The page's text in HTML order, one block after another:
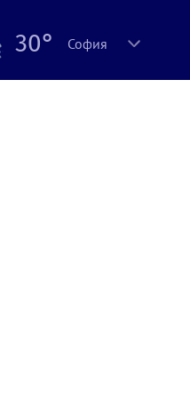
30° София